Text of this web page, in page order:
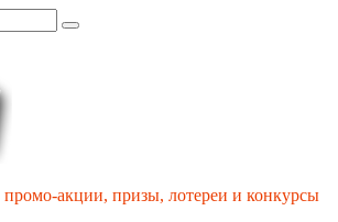
промо-акции, призы, лотереи и конкурсы